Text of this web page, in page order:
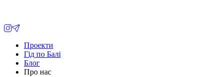
Проекти
Гід по Балі
Блог
Про нас